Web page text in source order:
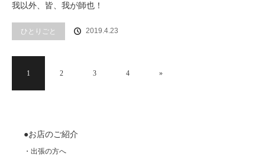
我以外、皆、我が師也！
ひとりごと 2019.4.23
1 2 3 4 »
●お店のご紹介
・出張の方へ